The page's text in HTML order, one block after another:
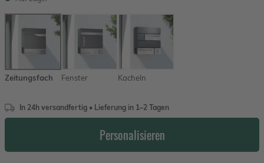
Zeitungsfach Fenster Kacheln
In 24h versandfertig • Lieferung in 1–2 Tagen
Personalisieren